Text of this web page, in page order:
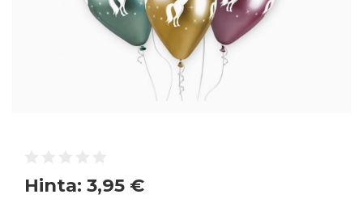
Hinta: 3,95 €